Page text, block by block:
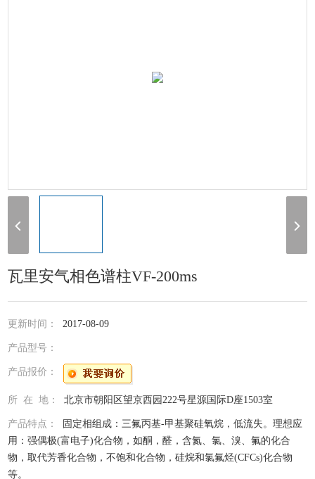
瓦里安气相色谱柱VF-200ms
更新时间：2017-08-09
产品型号：
产品报价：
所 在 地：北京市朝阳区望京西园222号星源国际D座1503室
产品特点：
固定相组成：三氟丙基-甲基聚硅氧烷，低流失。理想应
用：强偶极(富电子)化合物，如酮，醛，含氮、氯、溴、氟的化合
物，取代芳香化合物，不饱和化合物，硅烷和氯氟烃(CFCs)化合物
等。